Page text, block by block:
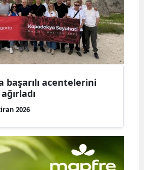
başarılı acentelerini
2026